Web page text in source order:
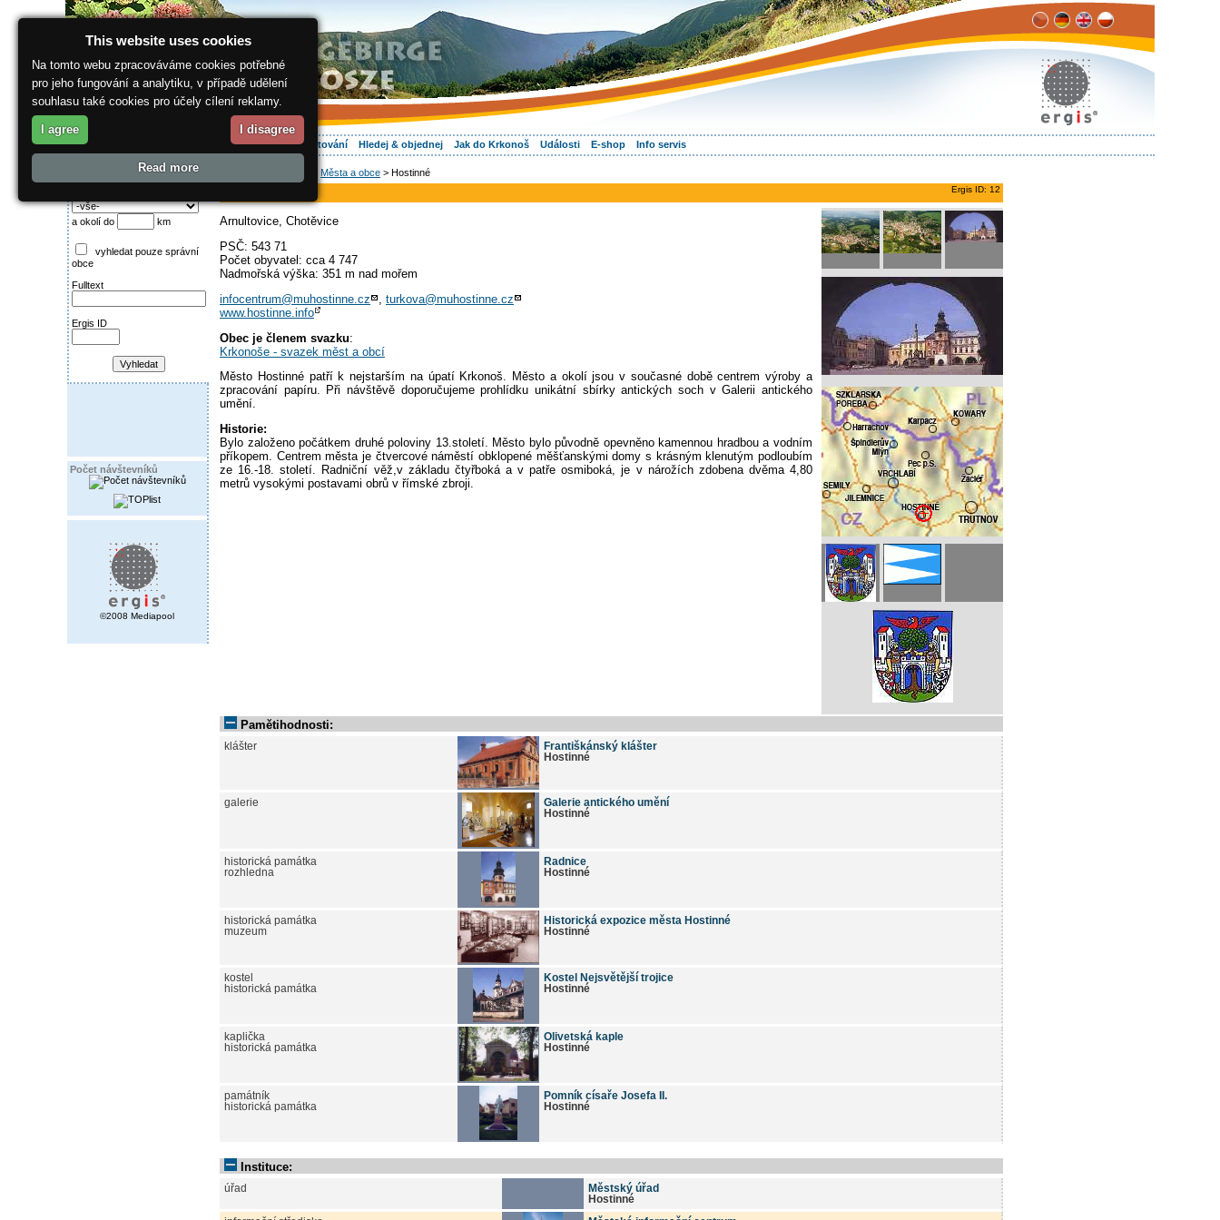
O regionu Vaše dovolená Ubytování Hledej & objednej Jak do Krkonoš Události E-shop Info servis
Najděte si:
a okolí do km
vyhledat pouze správní
obce
Fulltext
Ergis ID
Počet návštevníků
©2008 Mediapool
Města a obce > Hostinné
Ergis ID: 12
Arnultovice, Chotěvice
PSČ: 543 71
Počet obyvatel: cca 4 747
Nadmořská výška: 351 m nad mořem
infocentrum@muhostinne.cz
turkova@muhostinne.cz
www.hostinne.info
Obec je členem svazku:
Krkonoše - svazek měst a obcí
Město Hostinné patří k nejstarším na úpatí Krkonoš. Město a okolí jsou v současné době centrem výroby a
zpracování papíru. Při návštěvě doporučujeme prohlídku unikátní sbírky antických soch v Galerii antického
umění.
Historie:
Bylo založeno počátkem druhé poloviny 13.století. Město bylo původně opevněno kamennou hradbou a vodním
příkopem. Centrem města je čtvercové náměstí obklopené měšťanskými domy s krásným klenutým podloubím
ze 16.-18. století. Radniční věž,v základu čtyřboká a v patře osmiboká, je v nárožích zdobena dvěma 4,80
metrů vysokými postavami obrů v římské zbroji.
Pamětihodnosti:
klášter
Františkánský klášter
Hostinné
galerie
Galerie antického umění
Hostinné
historická památka
rozhledna
Radnice
Hostinné
historická památka
muzeum
Historická expozice města Hostinné
Hostinné
kostel
historická památka
Kostel Nejsvětější trojice
Hostinné
kaplička
historická památka
Olivetská kaple
Hostinné
památník
historická památka
Pomník císaře Josefa II.
Hostinné
Instituce:
úřad
Městský úřad
Hostinné
This website uses cookies
Na tomto webu zpracováváme cookies potřebné
pro jeho fungování a analytiku, v případě udělení
souhlasu také cookies pro účely cílení reklamy.
I agree I disagree
Read more